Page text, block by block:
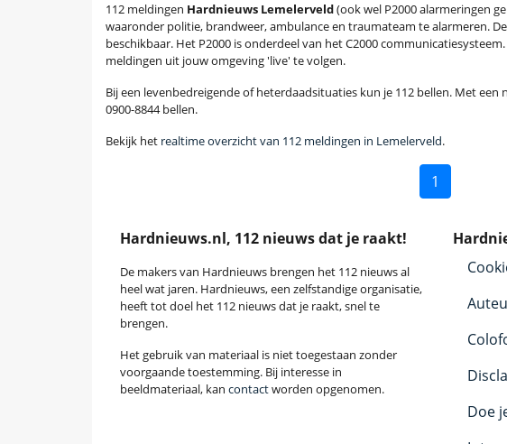
112 meldingen Hardnieuws Lemelerveld(ook wel P2000 alarmeringen
waaronder politie, brandweer, ambulance en traumateam te alarmeren.
beschikbaar. Het P2000 is onderdeel van het C2000
meldingen uit jouw omgeving 'live' te volgen.
Bij een levenbedreigende of heterdaadsituaties kun je 112 bellen. Met
0900-8844 bellen.
Bekijk het realtime overzicht van 112 meldingen in Lemelerveld.
1
Hardnieuws.nl, 112 nieuws dat je raakt!
De makers van Hardnieuws brengen het 112 nieuws al
heel wat jaren. Hardnieuws, een zelfstandige organisatie,
heeft tot doel het 112 nieuws dat je raakt, snel te
brengen.
Het gebruik van materiaal is niet toegestaan zonder
voorgaande toestemming. Bij interesse in
beeldmateriaal, kan contactworden opgenomen.
Doe